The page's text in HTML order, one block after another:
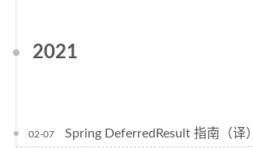
2021
02-07 Spring DeferredResult 指南（译）